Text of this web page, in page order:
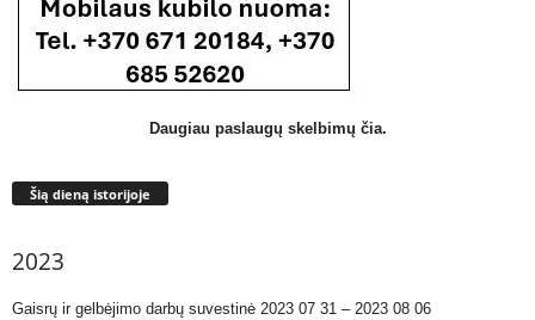
Daugiau paslaugų skelbimų čia.
Šią dieną istorijoje
2023
Gaisrų ir gelbėjimo darbų suvestinė 2023 07 31 – 2023 08 06